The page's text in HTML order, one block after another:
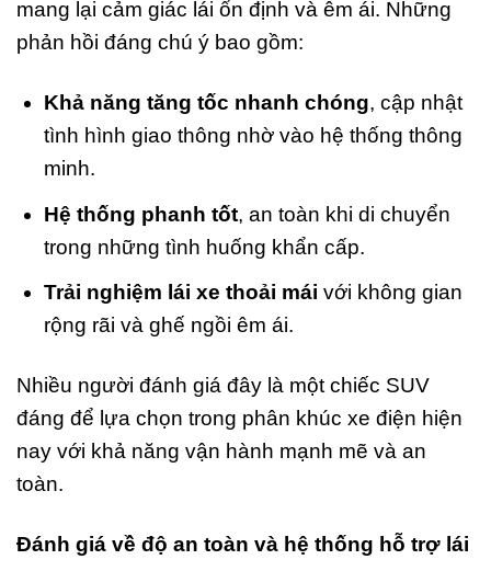
mang lại cảm giác lái ổn định và êm ái. Những
phản hồi đáng chú ý bao gồm:
Khả năng tăng tốc nhanh chóng, cập nhật
tình hình giao thông nhờ vào hệ thống thông
minh.
Hệ thống phanh tốt, an toàn khi di chuyển
trong những tình huống khẩn cấp.
Trải nghiệm lái xe thoải mái với không gian
rộng rãi và ghế ngồi êm ái.
Nhiều người đánh giá đây là một chiếc SUV
đáng để lựa chọn trong phân khúc xe điện hiện
nay với khả năng vận hành mạnh mẽ và an
toàn.
Đánh giá về độ an toàn và hệ thống hỗ trợ lái